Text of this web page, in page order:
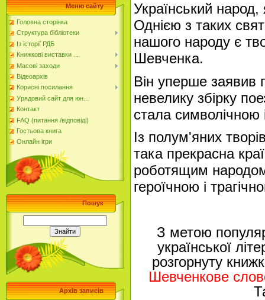
Меню сайту
Головна сторінка
Структура бібліотеки
Із історії РДБ
Книжкові виставки ...
Масові заходи
Відеоархів
Корисні посилання
Урядовий сайт для юн...
Контакт
FAQ (питання /відповіді)
Гостьова книга
Онлайн ігри
Пошук
Архів записів
Український народ,
Однією з таких
нашого народу є
Шевченка.
Він уперше заявив
невелику збірку
стала символічною
Із полум'яних
така прекрасна
роботящим
героїчною і
З метою
української
розгорнуту
Шевченкове